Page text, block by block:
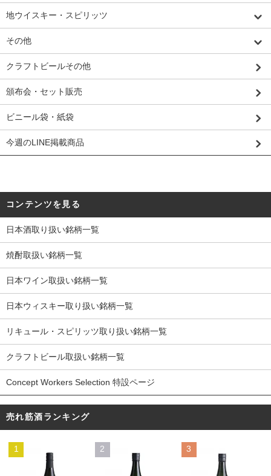
地ウイスキー・スピリッツ
その他
クラフトビールその他
頒布会・セット販売
ビニール袋・紙袋
今週のLINE掲載商品
コンテンツを見る
日本酒取り扱い銘柄一覧
焼酎取扱い銘柄一覧
日本ワイン取扱い銘柄一覧
日本ウィスキー取り扱い銘柄一覧
リキュール・スピリッツ取り扱い銘柄一覧
クラフトビール取扱い銘柄一覧
Concept Workers Selection 特設ページ
売れ筋酒ランキング
1 2 3